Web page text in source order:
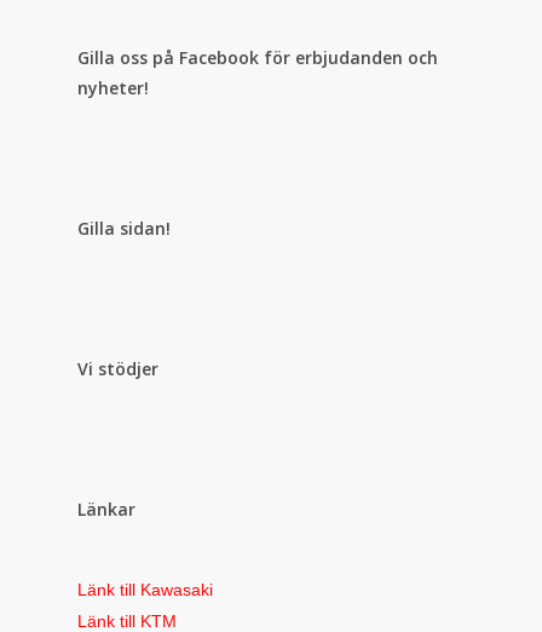
Gilla oss på Facebook för erbjudanden och
nyheter!
Gilla sidan!
Vi stödjer
Länkar
Länk till Kawasaki
Länk till KTM